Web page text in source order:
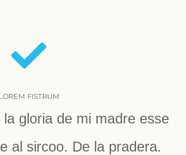
LOREM FISTRUM
gloria de mi madre esse
al sircoo. De la pradera.